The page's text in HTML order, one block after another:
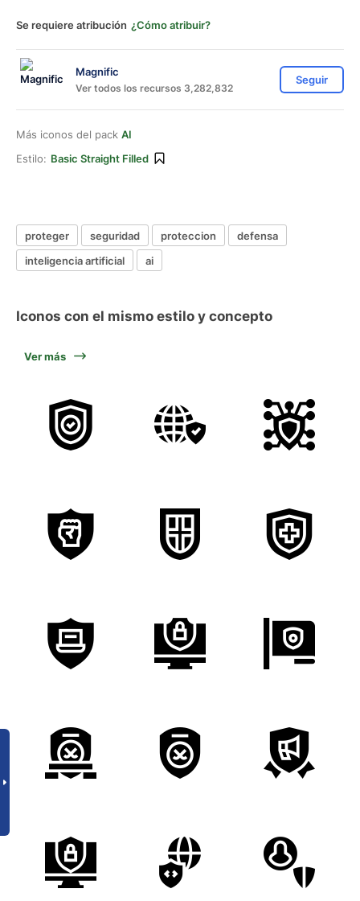
Se requiere atribución ¿Cómo atribuir?
Magnific
Ver todos los recursos 3,282,832
Seguir
Más iconos del pack AI
Estilo: Basic Straight Filled
proteger seguridad proteccion
defensa
inteligencia artificial
ai
Iconos con el mismo estilo y concepto
Ver más